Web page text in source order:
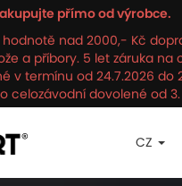
přímo od výrobce.
hodnotě nad 2000,- Kč
a příbory. 5 let záruka na
v termínu od 24.7.2026 do
celozávodní dovolené od
CZ